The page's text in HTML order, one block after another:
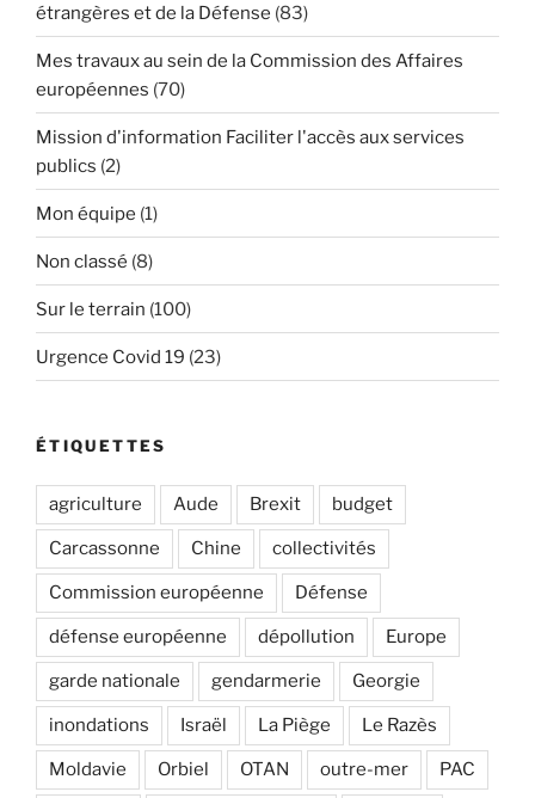
étrangères et de la Défense (83)
Mes travaux au sein de la Commission des Affaires
européennes (70)
Mission d'information Faciliter l'accès aux services
publics (2)
Mon équipe (1)
Non classé (8)
Sur le terrain (100)
Urgence Covid 19 (23)
ÉTIQUETTES
agriculture Aude Brexit budget
Carcassonne Chine collectivités
Commission européenne Défense
défense européenne dépollution Europe
garde nationale gendarmerie Georgie
inondations Israël La Piège Le Razès
Moldavie Orbiel OTAN outre-mer PAC